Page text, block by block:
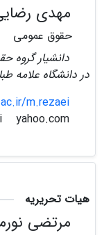
مهدی
حقوق عمومی
دانشیار گروه
در دانشگاه علامه
m.rezaei
yahoo.com
هیات تحریریه
مرتضی